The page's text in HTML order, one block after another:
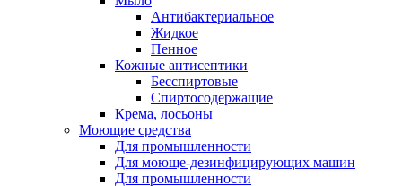
Антибактериальное
Жидкое
Пенное
Кожные антисептики
Бесспиртовые
Cпиртосодержащие
Крема, лосьоны
Моющие средства
Для промышленности
Для моюще-дезинфицирующих машин
Для промышленности